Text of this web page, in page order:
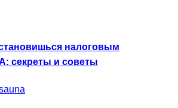
налоговым
секреты и советы